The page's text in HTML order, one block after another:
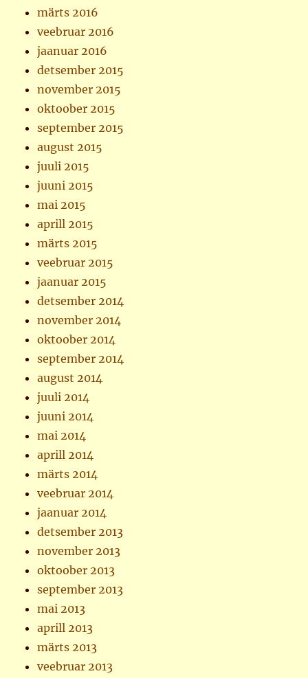
märts 2016
veebruar 2016
jaanuar 2016
detsember 2015
november 2015
oktoober 2015
september 2015
august 2015
juuli 2015
juuni 2015
mai 2015
aprill 2015
märts 2015
veebruar 2015
jaanuar 2015
detsember 2014
november 2014
oktoober 2014
september 2014
august 2014
juuli 2014
juuni 2014
mai 2014
aprill 2014
märts 2014
veebruar 2014
jaanuar 2014
detsember 2013
november 2013
oktoober 2013
september 2013
mai 2013
aprill 2013
märts 2013
veebruar 2013